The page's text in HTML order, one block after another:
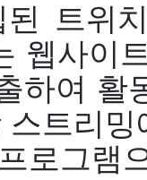
트위
웹사이
하여 활
스트리
로그램